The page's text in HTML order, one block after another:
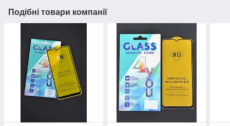
Подібні товари компанії